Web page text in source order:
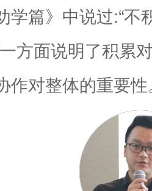
篇》中说过:“不
方面说明了积累
作对整体的重要